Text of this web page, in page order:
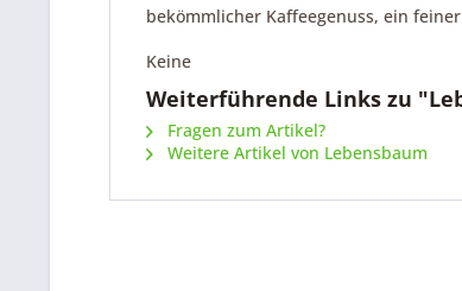
bekömmlicher Kaffeegenuss, ein
Keine
Weiterführende Links zu
Fragen zum Artikel?
Weitere Artikel von Lebensbaum